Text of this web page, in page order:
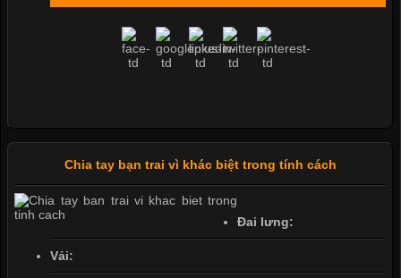
Chia tay bạn trai vì khác biệt trong tính cách
Đai lưng:
Vải: